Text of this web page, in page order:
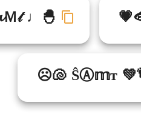
𝓉 ♩🐣
☹🐚 ŜⒶ𝕞т